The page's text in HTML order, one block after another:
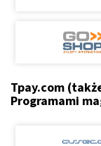
Tpay.com
Programami